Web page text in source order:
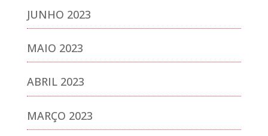
JUNHO 2023
MAIO 2023
ABRIL 2023
MARÇO 2023